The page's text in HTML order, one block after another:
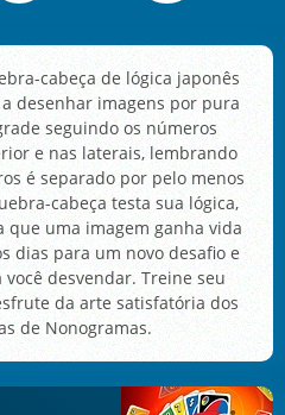
cabeça de lógica japonês
desenhar imagens por pura
seguindo os números
e nas laterais, lembrando
é separado por pelo menos
cabeça testa sua lógica,
que uma imagem ganha vida
dias para um novo desafio e
desvendar. Treine seu
da arte satisfatória dos
de Nonogramas.